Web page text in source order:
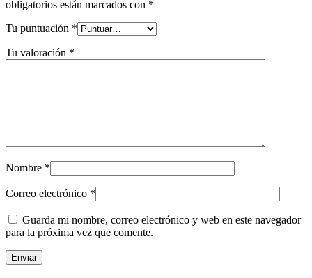
obligatorios están marcados con *
Tu puntuación *
Tu valoración *
Nombre *
Correo electrónico *
Guarda mi nombre, correo electrónico y web en este navegador
para la próxima vez que comente.